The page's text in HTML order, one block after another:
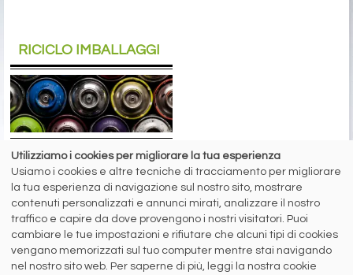
RICICLO IMBALLAGGI
A cura di Redazione Siderweb
RICREA: “Spray Sereno”
parla alla Gen Z
Oltre 6 milioni di contatti raggiunti
sui social network per la campagna
sul riciclo degli aerosol
Utilizziamo i cookies per migliorare la tua esperienza
Usiamo i cookies e altre tecniche di tracciamento per migliorare
la tua esperienza di navigazione sul nostro sito, mostrare
contenuti personalizzati e annunci mirati, analizzare il nostro
traffico e capire da dove provengono i nostri visitatori. Puoi
cambiare le tue impostazioni e rifiutare che alcuni tipi di cookies
vengano memorizzati sul tuo computer mentre stai navigando
nel nostro sito web. Per saperne di più, leggi la nostra cookie